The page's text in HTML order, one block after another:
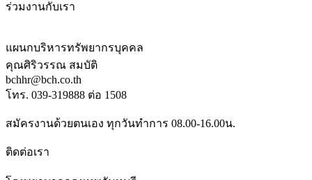
ร่วมงานกับเรา
แผนกบริหารทรัพยากรบุคคล
คุณศิริวรรณ สมบัติ
bchhr@bch.co.th
โทร. 039-319888 ต่อ 1508
สมัครงานด้วยตนเอง ทุกวันทำการ 08.00-16.00น.
ติดต่อเรา